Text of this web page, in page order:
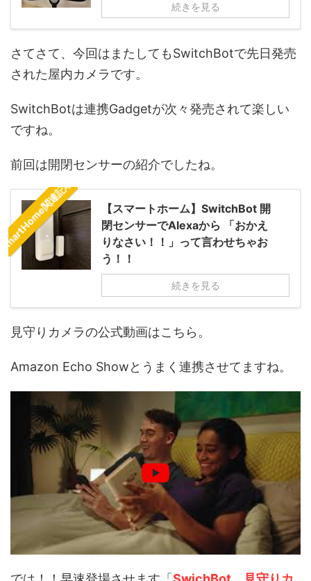
続きを見る
さてさて、今回はまたしてもSwitchBotで先日発売
された屋内カメラです。
SwitchBotは連携Gadgetが次々発売されて楽しい
ですね。
前回は開閉センサーの紹介でしたね。
関連記事
【スマートホーム】SwitchBot 開
閉センサーでAlexaから 「おかえ
りなさい！！」って言わせちゃお
う！！
続きを見る
見守りカメラの公式動画はこちら。
Amazon Echo Showとうまく連携させてますね。